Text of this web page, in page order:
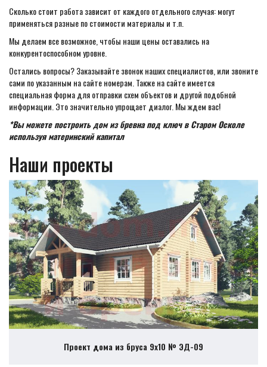
Сколько стоит работа зависит от каждого отдельного случая: могут
применяться разные по стоимости материалы и т.п.
Мы делаем все возможное, чтобы наши цены оставались на
конкурентоспособном уровне.
Остались вопросы? Заказывайте звонок наших специалистов, или звоните
сами по указанным на сайте номерам. Также на сайте имеется
специальная форма для отправки схем объектов и другой подобной
информации. Это значительно упрощает диалог. Мы ждем вас!
*Вы можете построить дом из бревна под ключ в Старом Осколе
используя материнский капитал
Наши проекты
Проект дома из бруса 9х10 № ЭД-09